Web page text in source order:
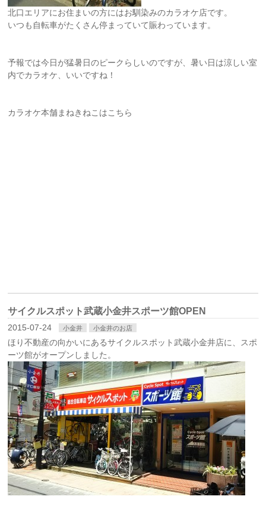
北口エリアにお住まいの方にはお馴染みのカラオケ店です。
いつも自転車がたくさん停まっていて賑わっています。
予報では今日が猛暑日のピークらしいのですが、暑い日は涼しい室
内でカラオケ、いいですね！
カラオケ本舗まねきねこはこちら
サイクルスポット武蔵小金井スポーツ館OPEN
2015-07-24 小金井 小金井のお店
ほり不動産の向かいにあるサイクルスポット武蔵小金井店に、スポ
ーツ館がオープンしました。